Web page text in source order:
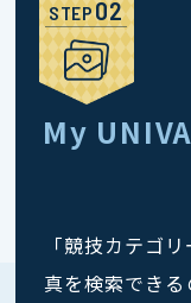
STEP
My
「競技カテゴ
真を検索でき